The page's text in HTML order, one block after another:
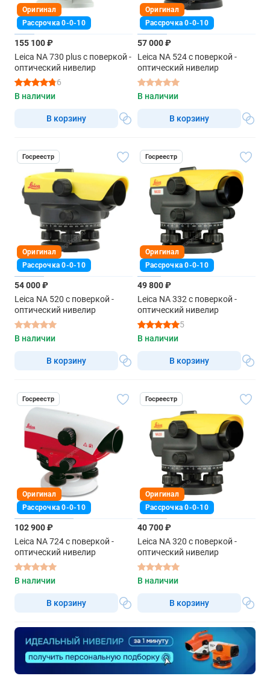
Оригинал
Рассрочка 0-0-10
155 100 ₽
Leica NA 730 plus с поверкой -
оптический нивелир
6
В наличии
В корзину
Оригинал
Рассрочка 0-0-10
57 000 ₽
Leica NA 524 с поверкой -
оптический нивелир
В наличии
В корзину
Госреестр
Оригинал
Рассрочка 0-0-10
54 000 ₽
Leica NA 520 с поверкой -
оптический нивелир
В наличии
В корзину
Госреестр
Оригинал
Рассрочка 0-0-10
49 800 ₽
Leica NA 332 с поверкой -
оптический нивелир
5
В наличии
В корзину
Госреестр
Оригинал
Рассрочка 0-0-10
102 900 ₽
Leica NA 724 с поверкой -
оптический нивелир
В наличии
В корзину
Госреестр
Оригинал
Рассрочка 0-0-10
40 700 ₽
Leica NA 320 с поверкой -
оптический нивелир
В наличии
В корзину